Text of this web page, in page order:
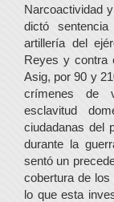
Narcoactividad
dictó
artillería del
Reyes y contra
Asig, por 90 y
crímenes de
esclavitud
ciudadanas del
durante la
sentó un
cobertura de
lo que esta